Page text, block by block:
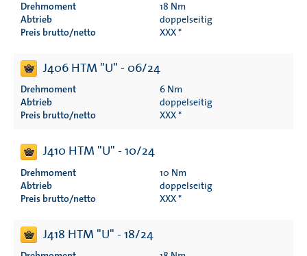
Drehmoment
18 Nm
Abtrieb
doppelseitig
Preis brutto/netto
XXX *
J406 HTM "U" - 06/24
Drehmoment
6 Nm
Abtrieb
doppelseitig
Preis brutto/netto
XXX *
J410 HTM "U" - 10/24
Drehmoment
10 Nm
Abtrieb
doppelseitig
Preis brutto/netto
XXX *
J418 HTM "U" - 18/24